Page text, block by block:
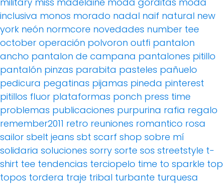
inclusiva monos morado nadal naif natural new
york neón normcore novedades number tee
october operación polvoron outfi pantalon
ancho pantalon de campana pantalones pitillo
pantalón pinzas parabita pasteles pañuelo
pedicura pegatinas pijamas pineda pinterest
pitillos fluor plataformas ponch press time
problemas publicaciones purpurina rafia regalo
remember2011 retro reuniones romantico rosa
sailor sbelt jeans sbt scarf shop sobre mí
solidaria soluciones sorry sorte sos streetstyle t-
shirt tee tendencias terciopelo time to sparkle top
topos tordera traje tribal turbante turquesa